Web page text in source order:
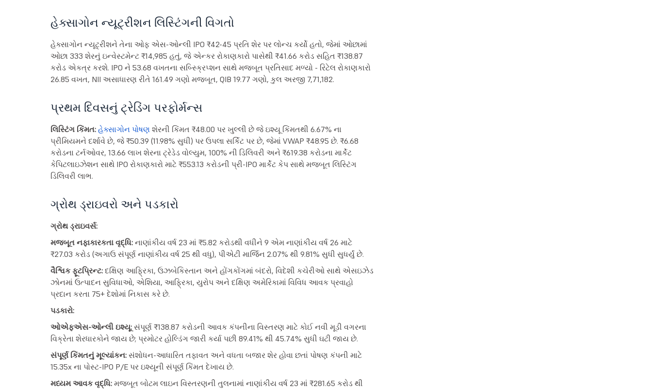
હેક્સાગોન ન્યૂટ્રીશન લિસ્ટિંગની વિગતો
હેક્સાગોન ન્યૂટ્રીશને તેના ઓફ એસ-ઓન્લી IPO ₹42-45 પ્રતિ શેર પર લોન્ચ કર્યો હતો, જેમાં ઓછામાં
ઓછા 333 શેરનું ઇન્વેસ્ટમેન્ટ ₹14,985 હતું, જે એન્કર રોકાણકારો પાસેથી ₹41.66 કરોડ સહિત ₹138.87
કરોડ એકત્ર કરશે. IPO ને 53.68 વખતના સબ્સ્ક્રિપ્શન સાથે મજબૂત પ્રતિસાદ મળ્યો - રિટેલ રોકાણકારો
26.85 વખત, NII અસાધારણ રીતે 161.49 ગણો મજબૂત, QIB 19.77 ગણો, કુલ અરજી 7,71,182.
પ્રથમ દિવસનું ટ્રેડિંગ પરફોર્મન્સ
લિસ્ટિંગ કિંમત: હેક્સાગોન પોષણશેરની કિંમત ₹48.00 પર ખુલ્લી છે જે ઇશ્યૂ કિંમતથી 6.67% ના
પ્રીમિયમને દર્શાવે છે, જે ₹50.39 (11.98% સુધી) પર ઉપલા સર્કિટ પર છે, જેમાં VWAP ₹48.95 છે. ₹6.68
કરોડના ટર્નઓવર, 13.66 લાખ શેરના ટ્રેડેડ વોલ્યુમ, 100% ની ડિલિવરી અને ₹619.38 કરોડના માર્કેટ
કેપિટલાઇઝેશન સાથે IPO રોકાણકારો માટે ₹553.13 કરોડની પ્રી-IPO માર્કેટ કેપ સાથે મજબૂત લિસ્ટિંગ
ડિલિવરી લાભ.
ગ્રોથ ડ્રાઇવરો અને પડકારો
ગ્રોથ ડ્રાઇવર્સ:
મજબૂત નફાકારકતા વૃદ્ધિ: નાણાંકીય વર્ષ 23 માં ₹5.82 કરોડથી વધીને 9 એમ નાણાંકીય વર્ષ 26 માટે
₹27.03 કરોડ (અગાઉ સંપૂર્ણ નાણાંકીય વર્ષ 25 થી વધુ), પીએટી માર્જિન 2.07% થી 9.81% સુધી સુધર્યું છે.
વૈશ્વિક ફૂટપ્રિન્ટ: દક્ષિણ આફ્રિકા, ઉઝબેકિસ્તાન અને હોંગકોંગમાં બંદરો, વિદેશી કચેરીઓ સાથે એસઇઝેડ
ઝોનમાં ઉત્પાદન સુવિધાઓ, એશિયા, આફ્રિકા, યુરોપ અને દક્ષિણ અમેરિકામાં વિવિધ આવક પ્રવાહો
પ્રદાન કરતા 75+ દેશોમાં નિકાસ કરે છે.
પડકારો:
ઓએફએસ-ઓન્લી ઇશ્યૂ: સંપૂર્ણ ₹138.87 કરોડની આવક કંપનીના વિસ્તરણ માટે કોઈ નવી મૂડી વગરના
વિક્રેતા શેરધારકોને જાય છે; પ્રમોટર હોલ્ડિંગ જારી કર્યા પછી 89.41% થી 45.74% સુધી ઘટી જાય છે.
સંપૂર્ણ કિંમતનું મૂલ્યાંકન:સંશોધન-આધારિત તફાવત અને વધતા બજાર શેર હોવા છતાં પોષણ કંપની માટે
15.35x ના પોસ્ટ-IPO P/E પર ઇશ્યૂની સંપૂર્ણ કિંમત દેખાય છે.
મધ્યમ આવક વૃદ્ધિ:મજબૂત બોટમ લાઇન વિસ્તરણની તુલનામાં નાણાંકીય વર્ષ 23 માં ₹281.65 કરોડ થી